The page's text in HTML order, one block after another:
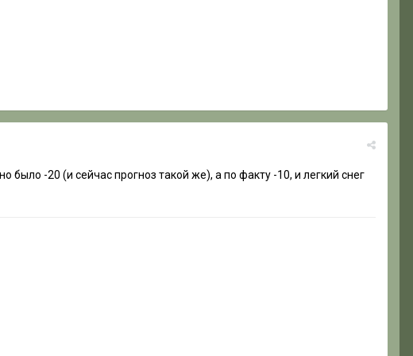
-20 (и сейчас прогноз такой же), а по факту -10, и легкий снег